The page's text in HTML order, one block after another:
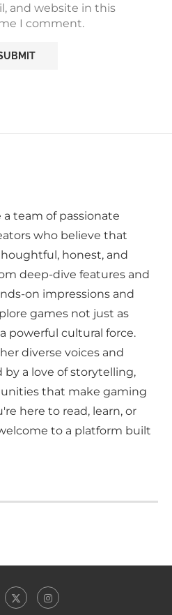
and website in this
I comment.
a team of passionate
who believe that
honest, and
deep-dive features and
on impressions and
games not just as
powerful cultural force.
diverse voices and
by a love of storytelling,
that make gaming
here to read, learn, or
to a platform built